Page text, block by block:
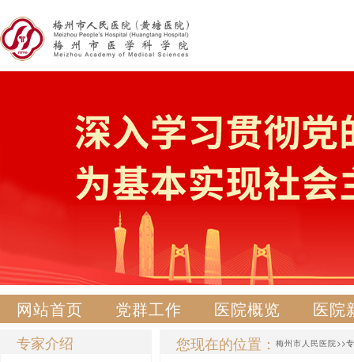
网站首页 党群工作 医院概览 医院
专家介绍 您现在的位置： 梅州市人民医院>>